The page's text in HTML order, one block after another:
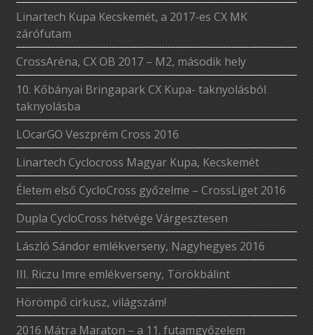
Linartech Kupa Kecskemét, a 2017-es CX MK
zárófutam
CrossAréna, CX OB 2017 – M2, második hely
10. Kőbányai Bringapark CX Kupa- taknyolásból
taknyolásba
LOcarGO Veszprém Cross 2016
Linartech Cyclocross Magyar Kupa, Kecskemét
Életem első CycloCross győzelme – CrossLiget 2016
Dupla CycloCross hétvége Várgesztesen
László Sándor emlékverseny, Nagyhegyes 2016
III. Riczu Imre emlékverseny, Törökbálint
Hörömpő cirkusz, világszám!
2016 Mátra Maraton – a 11. futamgyőzelem